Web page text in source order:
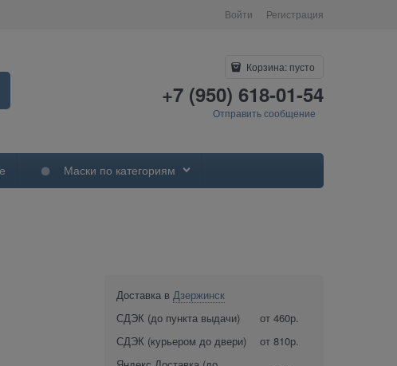
Войти Регистрация
Корзина: пусто
+7 (950) 618-01-54
Отправить сообщение
Маски по категориям
Доставка в Дзержинск
СДЭК (до пункта выдачи)
от 460р.
СДЭК (курьером до двери)
от 810р.